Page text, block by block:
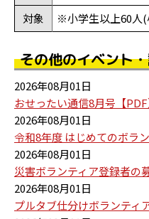
対象
※小学生以上60人(
その他のイベント
2026年08月01日
おせったい通信8月号【PDF
2026年08月01日
令和8年度 はじめてのボラ
2026年08月01日
災害ボランティア登録者の
2026年08月01日
プルタブ仕分けボランティ